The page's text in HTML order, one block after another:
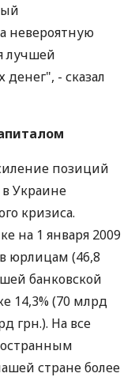
невероятную
лучшей
- сказал
позиций
Украине
кризиса.
на 1 января 2009
юрлицам (46,8
банковской
14,3% (70 млрд
грн.). На все
стране более